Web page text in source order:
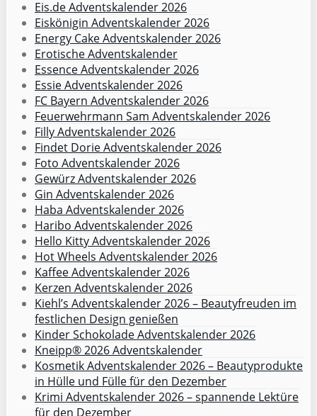
Eis.de Adventskalender 2026
Eiskönigin Adventskalender 2026
Energy Cake Adventskalender 2026
Erotische Adventskalender
Essence Adventskalender 2026
Essie Adventskalender 2026
FC Bayern Adventskalender 2026
Feuerwehrmann Sam Adventskalender 2026
Filly Adventskalender 2026
Findet Dorie Adventskalender 2026
Foto Adventskalender 2026
Gewürz Adventskalender 2026
Gin Adventskalender 2026
Haba Adventskalender 2026
Haribo Adventskalender 2026
Hello Kitty Adventskalender 2026
Hot Wheels Adventskalender 2026
Kaffee Adventskalender 2026
Kerzen Adventskalender 2026
Kiehl’s Adventskalender 2026 – Beautyfreuden im
festlichen Design genießen
Kinder Schokolade Adventskalender 2026
Kneipp® 2026 Adventskalender
Kosmetik Adventskalender 2026 – Beautyprodukte
in Hülle und Fülle für den Dezember
Krimi Adventskalender 2026 – spannende Lektüre
für den Dezember